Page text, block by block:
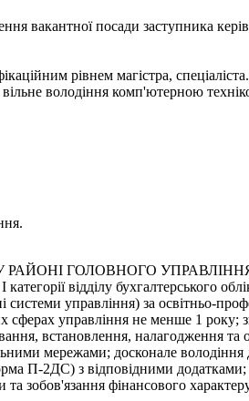
посади заступника
рівнем магістра,
володіння комп'ютерною
ГОЛОВНОГО
відділу бухгалтерського
управління) за освітньо-
сферах управління не менше 1
встановлення, налагодження
мережами; досконале
П-2ДС) з відповідними
фінансового